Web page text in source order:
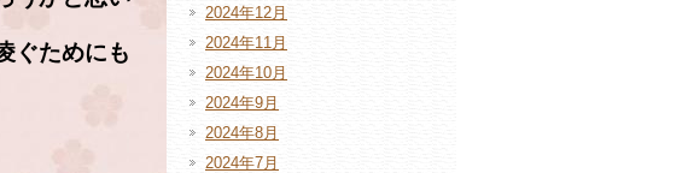
ぐためにも
2024年12月
2024年11月
2024年10月
2024年9月
2024年8月
2024年7月